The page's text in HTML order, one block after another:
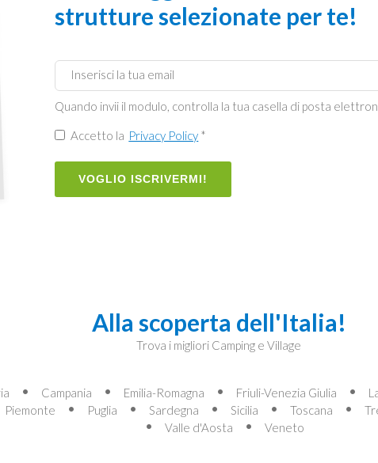
strutture selezionate per te!
Quando invii il modulo, controlla la tua casella di posta
Accetto la Privacy Policy *
VOGLIO ISCRIVERMI!
Alla scoperta dell'Italia!
Trova i migliori Camping e Village
Campania Emilia-Romagna Friuli-Venezia Giulia
Piemonte Puglia Sardegna Sicilia Toscana
Valle d'Aosta
Veneto